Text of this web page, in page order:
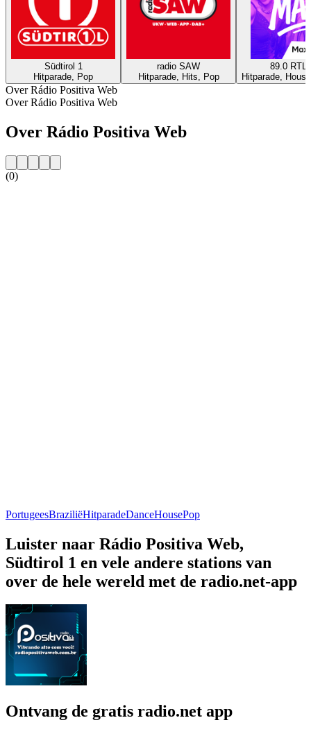
Südtirol 1
Hitparade, Pop
radio SAW
Hitparade, Hits, Pop
89.0 RTL
Hitparade,
Over Rádio Positiva Web
Over Rádio Positiva Web
Over Rádio Positiva Web
(0)
PortugeesBraziliëHitparadeDanceHousePop
Luister naar Rádio Positiva Web,
Südtirol 1 en vele andere stations van
over de hele wereld met de radio.net-app
Ontvang de gratis radio.net app